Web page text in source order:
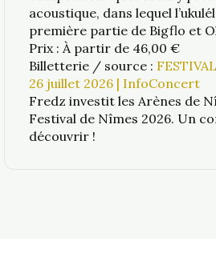
acoustique, dans lequel
première partie de Bigflo et
Prix : À partir de 46,00 €
Billetterie / source :
26 juillet 2026 | InfoConcert
Fredz investit les Arènes de
Festival de Nîmes 2026. Un
découvrir !